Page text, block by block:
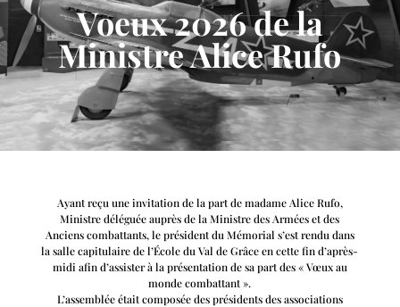
Voeux 2026 de la
Ministre Alice Rufo
Ayant reçu une invitation de la part de madame Alice Rufo,
Ministre déléguée auprès de la Ministre des Armées et des
Anciens combattants, le président du Mémorial s’est rendu dans
la salle capitulaire de l’École du Val de Grâce en cette fin d’après-
midi afin d’assister à la présentation de sa part des « Vœux au
monde combattant ».
L’assemblée était composée des présidents des associations